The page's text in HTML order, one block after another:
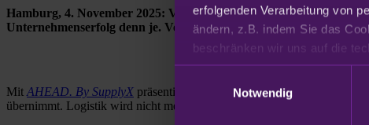
erfolgenden Verarbeitung von
ändern, z.B. indem Sie das
Datenschutzhinweisen.
Notwendig
Hamburg, 4. November 2025: Volatile, globale Märkte, ein
Unternehmenserfolg denn je. Verantwortliche stehen vor der
Mit AHEAD. By SupplyX präsentiert SupplyX GmbH eine
übernimmt. Logistik wird nicht mehr als Kostenfaktor gesehen, sondern